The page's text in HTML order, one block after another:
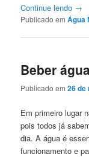
Continue lendo →
Publicado em Água
Beber
Publicado em26 de
Em primeiro lugar
pois todos já
dia. A água é
funcionamento e